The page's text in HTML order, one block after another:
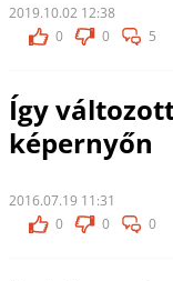
2019.10.02 12:38
0
0 5
Így
képernyőn
2016.07.19 11:31
0
0 0